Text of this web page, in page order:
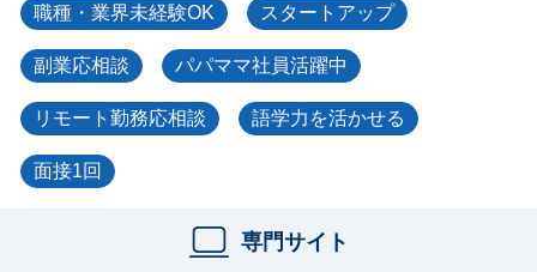
職種・業界未経験OK スタートアップ
副業応相談 パパママ社員活躍中
リモート勤務応相談 語学力を活かせる
面接1回
専門サイト